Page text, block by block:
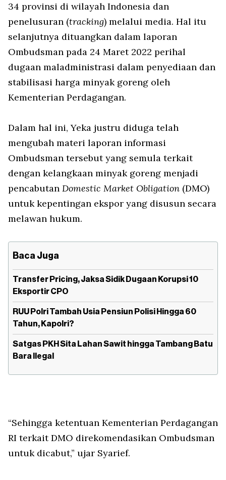
34 provinsi di wilayah Indonesia dan
penelusuran (tracking) melalui media. Hal itu
selanjutnya dituangkan dalam laporan
Ombudsman pada 24 Maret 2022 perihal
dugaan maladministrasi dalam penyediaan dan
stabilisasi harga minyak goreng oleh
Kementerian Perdagangan.
Dalam hal ini, Yeka justru diduga telah
mengubah materi laporan informasi
Ombudsman tersebut yang semula terkait
dengan kelangkaan minyak goreng menjadi
pencabutan Domestic Market Obligation (DMO)
untuk kepentingan ekspor yang disusun secara
melawan hukum.
Baca Juga
Transfer Pricing, Jaksa Sidik Dugaan Korupsi 10
Eksportir CPO
RUU Polri Tambah Usia Pensiun Polisi Hingga 60
Tahun, Kapolri?
Satgas PKH Sita Lahan Sawit hingga Tambang Batu
Bara Ilegal
“Sehingga ketentuan Kementerian Perdagangan
RI terkait DMO direkomendasikan Ombudsman
untuk dicabut,” ujar Syarief.